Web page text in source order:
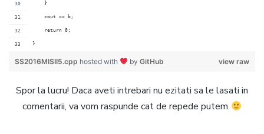
    }
    return 0;
}
view raw
SS2016MISII5.cpp hosted with by GitHub
Spor la lucru! Daca aveti intrebari nu ezitati sa le lasati in
comentarii, va vom raspunde cat de repede putem